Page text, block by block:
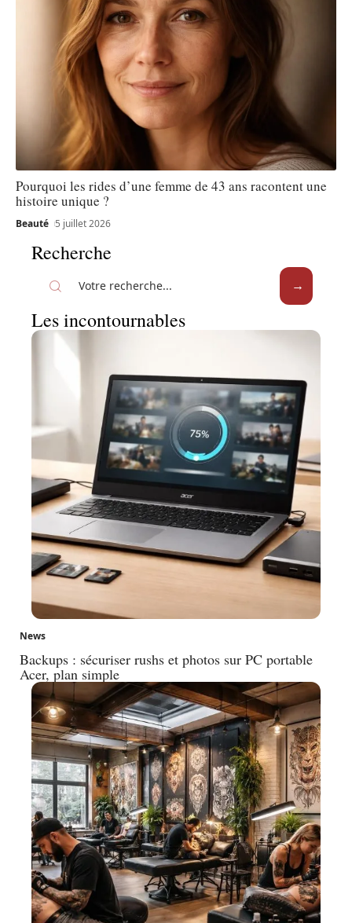
Pourquoi les rides d’une femme de 43 ans racontent une
histoire unique ?
Beauté 5 juillet 2026
Recherche
Les incontournables
News
Backups : sécuriser rushs et photos sur PC portable
Acer, plan simple